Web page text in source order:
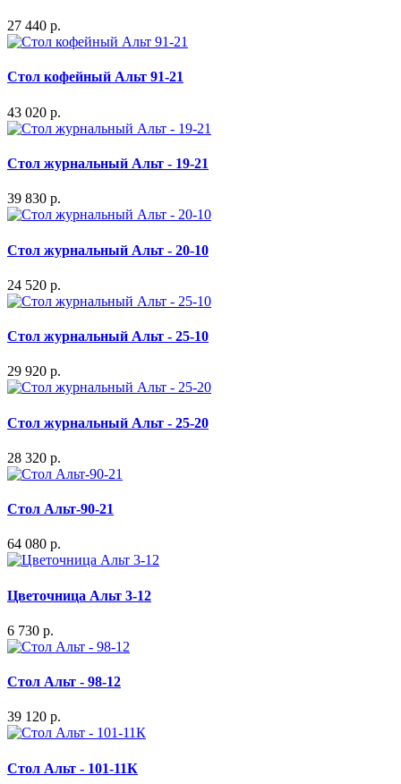
27 440 р.
Стол кофейный Альт 91-21
43 020 р.
Стол журнальный Альт - 19-21
39 830 р.
Стол журнальный Альт - 20-10
24 520 р.
Стол журнальный Альт - 25-10
29 920 р.
Стол журнальный Альт - 25-20
28 320 р.
Стол Альт-90-21
64 080 р.
Цветочница Альт 3-12
6 730 р.
Стол Альт - 98-12
39 120 р.
Стол Альт - 101-11К